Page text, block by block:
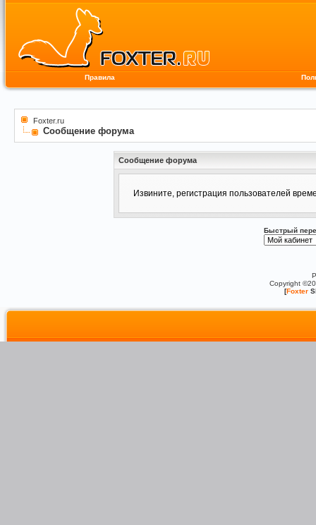
Правила
Foxter.ru
Сообщение форума
Сообщение форума
Извините, регистрация пользователей
Быстрый
Copyright
[Foxter